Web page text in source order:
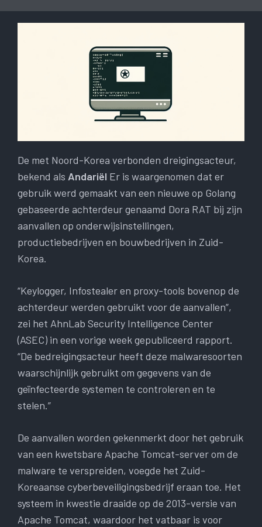
De met Noord-Korea verbonden dreigingsacteur,
bekend als Andariël Er is waargenomen dat er
gebruik werd gemaakt van een nieuwe op Golang
gebaseerde achterdeur genaamd Dora RAT bij zijn
aanvallen op onderwijsinstellingen,
productiebedrijven en bouwbedrijven in Zuid-
Korea.
“Keylogger, Infostealer en proxy-tools bovenop de
achterdeur werden gebruikt voor de aanvallen”,
zei het AhnLab Security Intelligence Center
(ASEC) in een vorige week gepubliceerd rapport.
“De bedreigingsacteur heeft deze malwaresoorten
waarschijnlijk gebruikt om gegevens van de
geïnfecteerde systemen te controleren en te
stelen.”
De aanvallen worden gekenmerkt door het gebruik
van een kwetsbare Apache Tomcat-server om de
malware te verspreiden, voegde het Zuid-
Koreaanse cyberbeveiligingsbedrijf eraan toe. Het
systeem in kwestie draaide op de 2013-versie van
Apache Tomcat, waardoor het vatbaar is voor